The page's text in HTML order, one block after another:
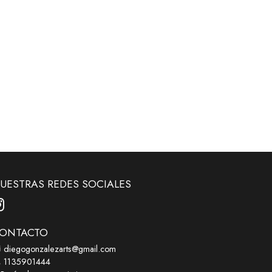
REDES SOCIALES
diegogonzalezarts@gmail.com
1135901444